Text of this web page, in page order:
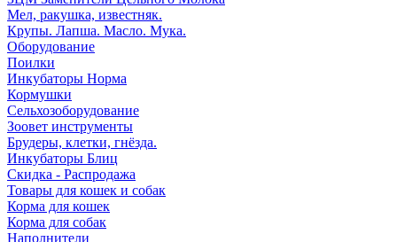
Мел, ракушка, известняк.
Крупы. Лапша. Масло. Мука.
Оборудование
Поилки
Инкубаторы Норма
Кормушки
Сельхозоборудование
Зоовет инструменты
Брудеры, клетки, гнёзда.
Инкубаторы Блиц
Скидка - Распродажа
Товары для кошек и собак
Корма для кошек
Корма для собак
Наполнители